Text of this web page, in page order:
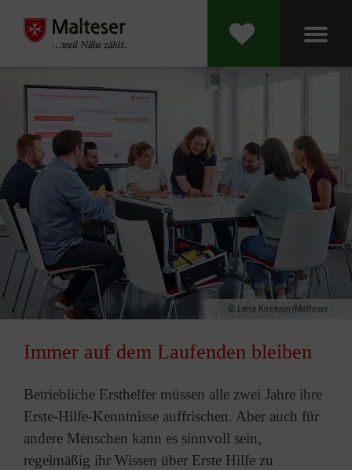
Lena Kirchner/Malteser
Immer auf dem Laufenden bleiben
Betriebliche Ersthelfer müssen alle zwei Jahre ihre
Erste-Hilfe-Kenntnisse auffrischen. Aber auch für
andere Menschen kann es sinnvoll sein,
regelmäßig ihr Wissen über Erste Hilfe zu